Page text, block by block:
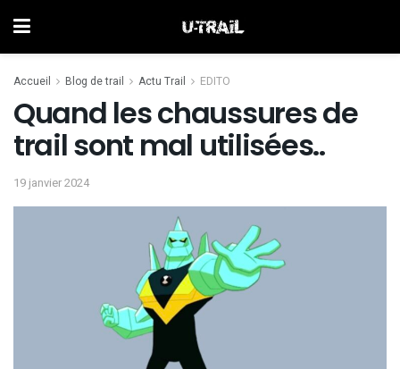
Accueil Blog de trail Actu Trail EDITO
Quand les chaussures de
trail sont mal utilisées..
19 janvier 2024